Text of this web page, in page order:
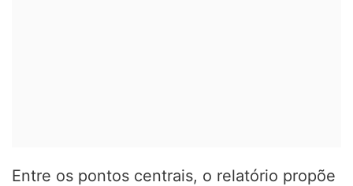
Entre os pontos centrais, o relatório propõe